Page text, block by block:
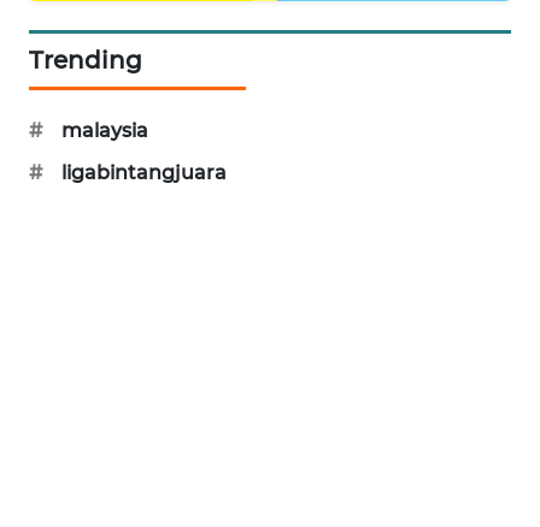
Trending
#
malaysia
#
ligabintangjuara
KONSUMEN
ALPERKLINAS